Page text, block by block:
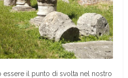
essere il punto di svolta nel nostro